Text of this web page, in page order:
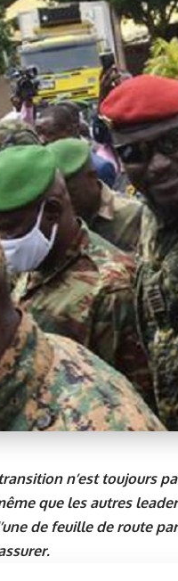
n’est toujours
que les autres
de feuille de route